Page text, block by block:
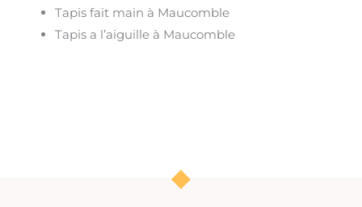
Tapis fait main à Maucomble
Tapis a l’aiguille à Maucomble